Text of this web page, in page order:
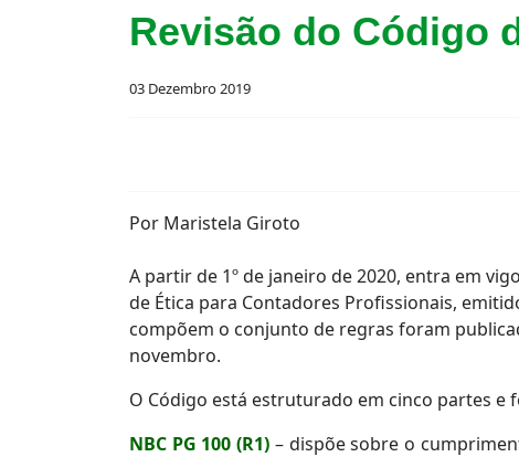
Revisão do Código
03 Dezembro 2019
Por Maristela Giroto
A partir de 1º de janeiro de 2020, entra em
de Ética para Contadores Profissionais,
compõem o conjunto de regras foram
novembro.
O Código está estruturado em cinco partes
NBC PG 100 (R1) – dispõe sobre o